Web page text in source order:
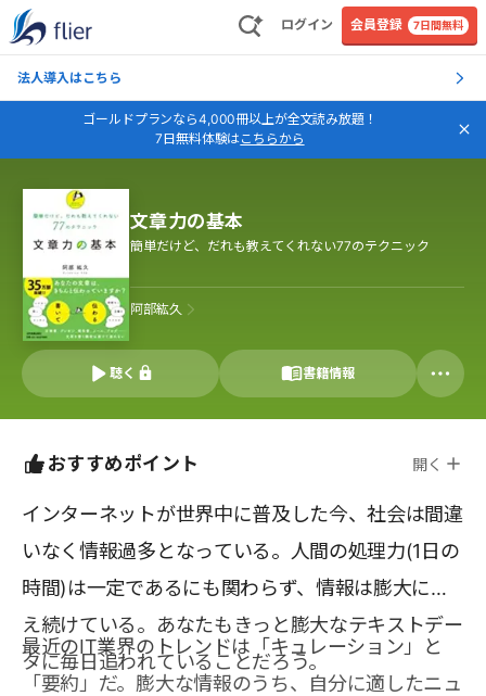
ログイン 会員登録 7日間無料
法人導入はこちら
ゴールドプランなら4,000冊以上が全文読み放題！
7日無料体験はこちらから
文章力の基本
簡単だけど、だれも教えてくれない77のテクニック
阿部紘久
聴く 書籍情報
おすすめポイント 開く
インターネットが世界中に普及した今、社会は間違
いなく情報過多となっている。人間の処理力(1日の
時間)は一定であるにも関わらず、情報は膨大に増
え続けている。あなたもきっと膨大なテキストデー
タに毎日追われていることだろう。
最近のIT業界のトレンドは「キュレーション」と
「要約」だ。膨大な情報のうち、自分に適したニュ